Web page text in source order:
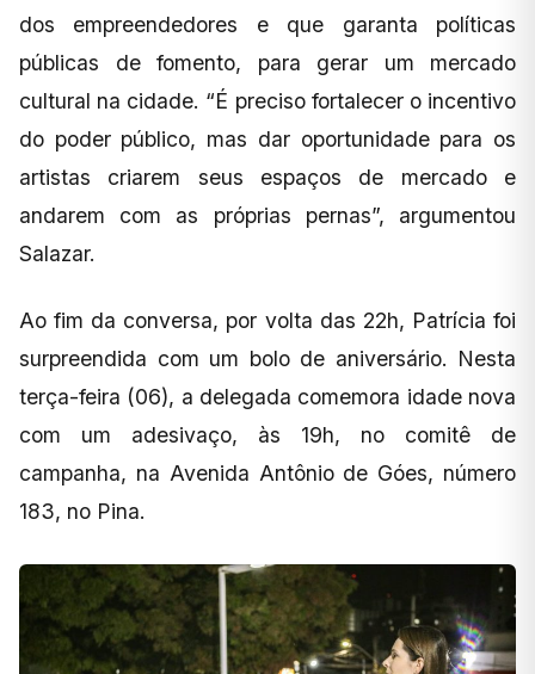
dos empreendedores e que garanta políticas
públicas de fomento, para gerar um mercado
cultural na cidade. “É preciso fortalecer o incentivo
do poder público, mas dar oportunidade para os
artistas criarem seus espaços de mercado e
andarem com as próprias pernas”, argumentou
Salazar.
Ao fim da conversa, por volta das 22h, Patrícia foi
surpreendida com um bolo de aniversário. Nesta
terça-feira (06), a delegada comemora idade nova
com um adesivaço, às 19h, no comitê de
campanha, na Avenida Antônio de Góes, número
183, no Pina.